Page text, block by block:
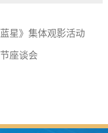
星》集体观影活动
座谈会